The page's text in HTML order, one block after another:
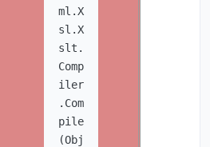
ml.X
sl.X
slt.
Comp
iler
.Com
pile
(Obj